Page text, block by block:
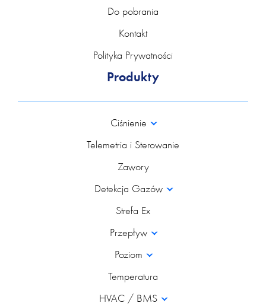
Do pobrania
Kontakt
Polityka Prywatności
Produkty
Ciśnienie
Telemetria i Sterowanie
Zawory
Detekcja Gazów
Strefa Ex
Przepływ
Poziom
Temperatura
HVAC / BMS